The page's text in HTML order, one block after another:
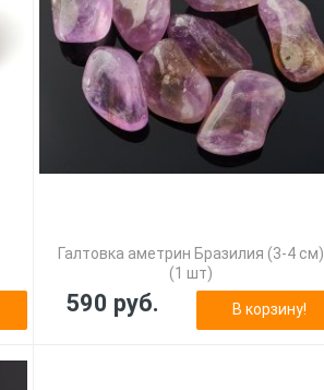
Галтовка аметрин Бразилия (3-4 см)
(1 шт)
590 руб. В корзину!